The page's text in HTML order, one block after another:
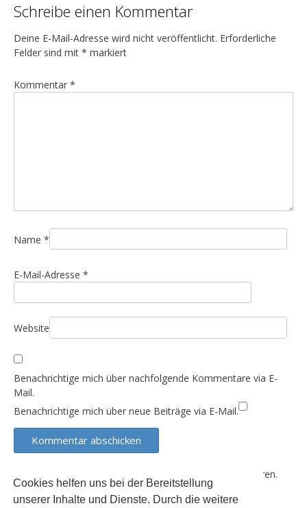
Cookies helfen uns bei der Bereitstellung
unserer Inhalte und Dienste. Durch die weitere
t
r
a
s
a
i
o
n
Schreibe einen Kommentar
Deine E-Mail-Adresse wird nicht veröffentlicht. Erforderliche
Felder sind mit * markiert
Kommentar *
Name *
E-Mail-Adresse *
Website
Benachrichtige mich über nachfolgende Kommentare via E-
Mail.
Benachrichtige mich über neue Beiträge via E-Mail.
Diese Website verwendet Akismet, um Spam zu reduzieren.
Erfahre, wie deine Kommentardaten verarbeitet werden.